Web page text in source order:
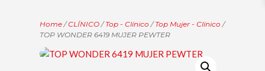
Home /CLÍNICO /Top - Clínico /Top Mujer - Clínico /
TOP WONDER 6419 MUJER PEWTER